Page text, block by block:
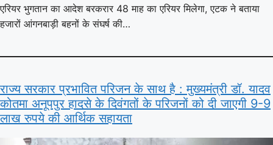
एरियर भुगतान का आदेश बरकरार 48 माह का एरियर मिलेगा, एटक ने बताया
हजारों आंगनबाड़ी बहनों के संघर्ष की…
राज्य सरकार प्रभावित परिजन के साथ है : मुख्यमंत्री डॉ. यादव
कोतमा अनूपपुर हादसे के दिवंगतों के परिजनों को दी जाएगी 9-9
लाख रुपये की आर्थिक सहायता